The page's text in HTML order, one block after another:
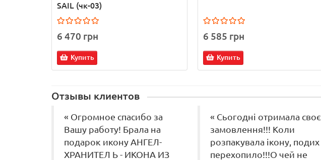
SAIL (чк-03)
6 470 грн
Купить
6 585 грн
Купить
Отзывы клиентов
« Огромное спасибо за
Вашу работу! Брала на
подарок икону АНГЕЛ-
ХРАНИТЕЛ Ь - ИКОНА ИЗ
« Сьогодні отримала своє
замовлення!!! Коли
розпакувала ікону, подих
перехопило!!!О чей не